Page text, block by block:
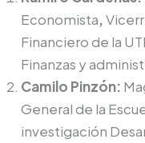
Economista,
Financiero de la
Finanzas y
Camilo Pinzón:
General de la
investigación